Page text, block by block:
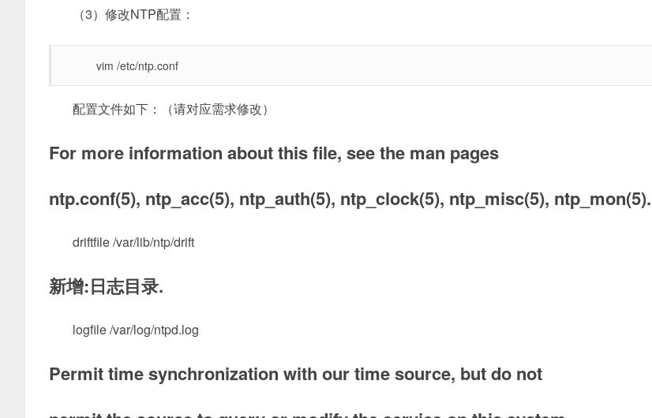
（3）修改NTP配置：
vim /etc/ntp.conf
配置文件如下：（请对应需求修改）
For more information about this file, see the man pages
ntp.conf(5), ntp_acc(5), ntp_auth(5), ntp_clock(5), ntp_misc(5), ntp_mon(5).
driftfile /var/lib/ntp/drift
新增:日志目录.
logfile /var/log/ntpd.log
Permit time synchronization with our time source, but do not